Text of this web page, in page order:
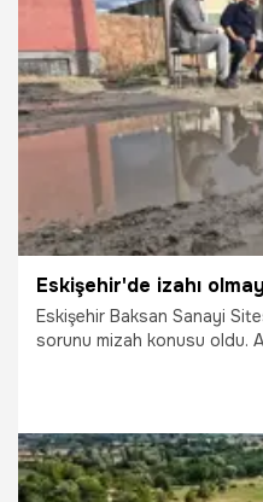
24.02.2026 Gündem
Eskişehir Baksan Sanayi
sorunu mizah konusu oldu.